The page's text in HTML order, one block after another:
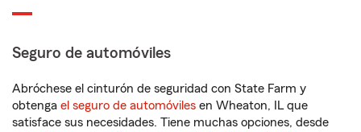
Seguro de automóviles
Abróchese el cinturón de seguridad con State Farm y
obtenga el seguro de automóviles en Wheaton, IL que
satisface sus necesidades. Tiene muchas opciones, desde